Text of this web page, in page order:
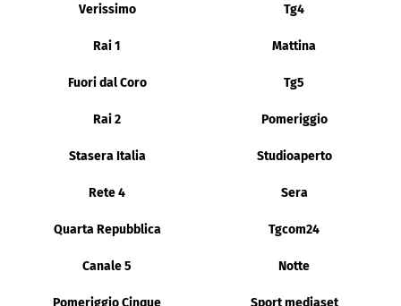
Verissimo Tg4
Rai 1 Mattina
Fuori dal Coro Tg5
Rai 2 Pomeriggio
Stasera Italia Studioaperto
Rete 4 Sera
Quarta Repubblica Tgcom24
Canale 5 Notte